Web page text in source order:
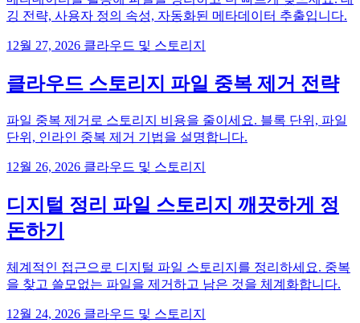
깅 전략, 사용자 정의 속성, 자동화된 메타데이터 추출입니다.
12월 27, 2026 클라우드 및 스토리지
클라우드 스토리지 파일 중복 제거 전략
파일 중복 제거로 스토리지 비용을 줄이세요. 블록 단위, 파일
단위, 인라인 중복 제거 기법을 설명합니다.
12월 26, 2026 클라우드 및 스토리지
디지털 정리 파일 스토리지 깨끗하게 정
돈하기
체계적인 접근으로 디지털 파일 스토리지를 정리하세요. 중복
을 찾고 쓸모없는 파일을 제거하고 남은 것을 체계화합니다.
12월 24, 2026 클라우드 및 스토리지